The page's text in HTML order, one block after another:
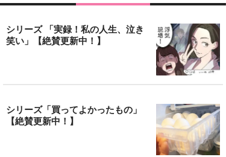
シリーズ 「実録！私の人生、泣き
笑い」【絶賛更新中！】
シリーズ「買ってよかったもの」
【絶賛更新中！】